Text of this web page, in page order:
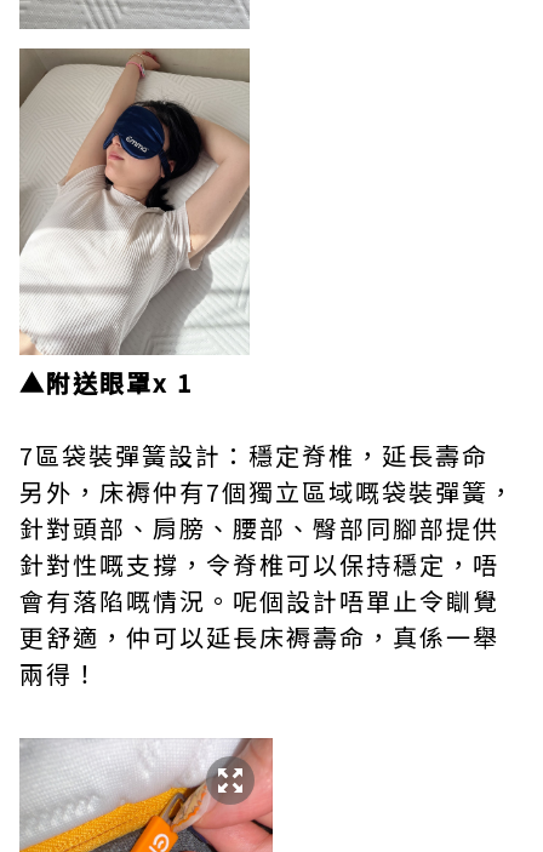
▲附送眼罩x 1
7區袋裝彈簧設計：穩定脊椎，延長壽命
另外，床褥仲有7個獨立區域嘅袋裝彈簧，
針對頭部、肩膀、腰部、臀部同腳部提供
針對性嘅支撐，令脊椎可以保持穩定，唔
會有落陷嘅情況。呢個設計唔單止令瞓覺
更舒適，仲可以延長床褥壽命，真係一舉
兩得！